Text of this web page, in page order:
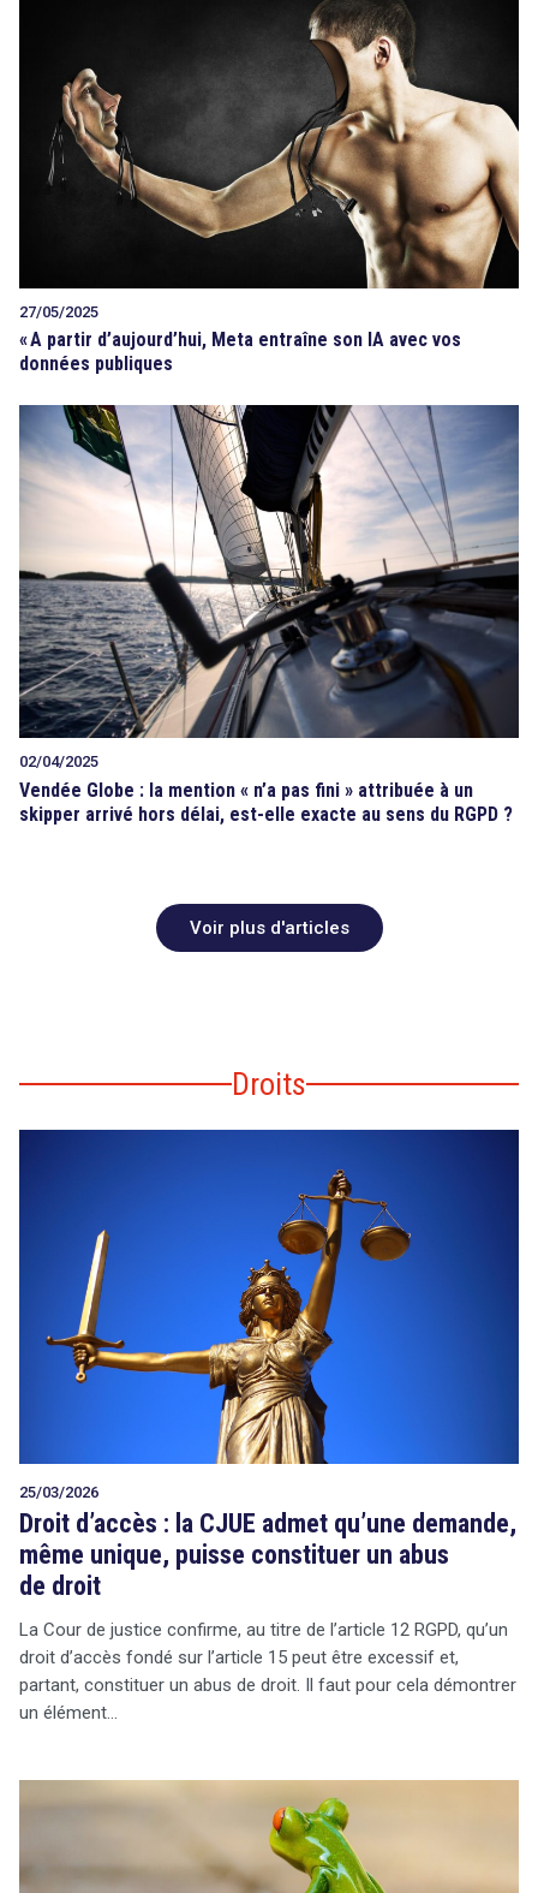
27/05/2025
«A partir d’aujourd’hui, Meta entraîne son IA avec vos
données publiques
02/04/2025
Vendée Globe : la mention « n’a pas fini » attribuée à un
skipper arrivé hors délai, est-elle exacte au sens du RGPD ?
Voir plus d'articles
Droits
25/03/2026
Droit d’accès : la CJUE admet qu’une demande,
même unique, puisse constituer un abus
de droit
La Cour de justice confirme, au titre de l’article 12 RGPD, qu’un
droit d’accès fondé sur l’article 15 peut être excessif et,
partant, constituer un abus de droit. Il faut pour cela démontrer
un élément…